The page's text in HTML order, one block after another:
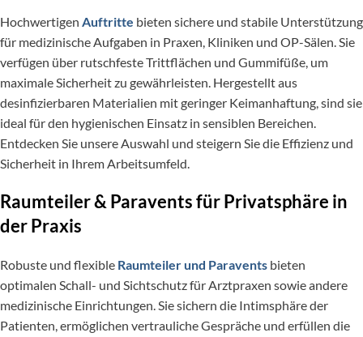
Hochwertigen Auftritte bieten sichere und stabile Unterstützung
für medizinische Aufgaben in Praxen, Kliniken und OP-Sälen. Sie
verfügen über rutschfeste Trittflächen und Gummifüße, um
maximale Sicherheit zu gewährleisten. Hergestellt aus
desinfizierbaren Materialien mit geringer Keimanhaftung, sind sie
ideal für den hygienischen Einsatz in sensiblen Bereichen.
Entdecken Sie unsere Auswahl und steigern Sie die Effizienz und
Sicherheit in Ihrem Arbeitsumfeld.
Raumteiler & Paravents für Privatsphäre in
der Praxis
Robuste und flexible Raumteiler und Paravents bieten
optimalen Schall- und Sichtschutz für Arztpraxen sowie andere
medizinische Einrichtungen. Sie sichern die Intimsphäre der
Patienten, ermöglichen vertrauliche Gespräche und erfüllen die